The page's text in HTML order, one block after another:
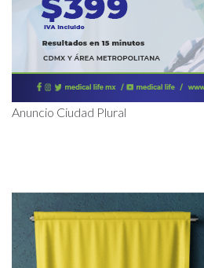
Anuncio Ciudad Plural